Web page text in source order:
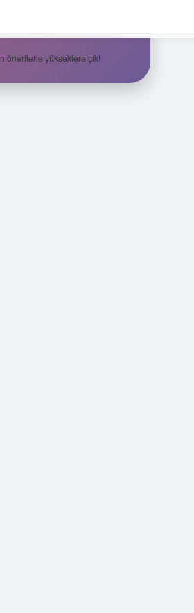
Fikirler
önerilerle yükseklere çık!